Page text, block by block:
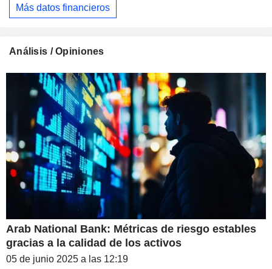
Más datos financieros
Análisis / Opiniones
Arab National Bank: Métricas de riesgo estables
gracias a la calidad de los activos
05 de junio 2025 a las 12:19